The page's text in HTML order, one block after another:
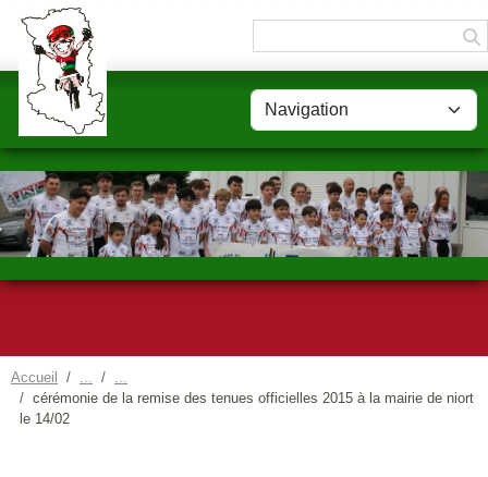
Accueil
cérémonie de la remise des tenues officielles 2015 à la mairie de niort
le 14/02
Panneau de gestion des cookies